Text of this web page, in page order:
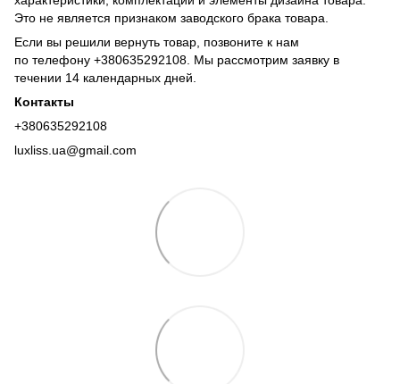
Это не является признаком заводского брака товара.
Если вы решили вернуть товар, позвоните к нам
по телефону +380635292108 . Мы рассмотрим заявку в
течении 14 календарных дней.
Контакты
+380635292108
luxliss.ua@gmail.com